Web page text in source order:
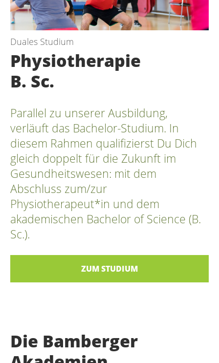
Duales Studium
Physiotherapie
B. Sc.
Parallel zu unserer Ausbildung,
verläuft das Bachelor-Studium. In
diesem Rahmen qualifizierst Du Dich
gleich doppelt für die Zukunft im
Gesundheitswesen: mit dem
Abschluss zum/zur
Physiotherapeut*in und dem
akademischen Bachelor of Science (B.
Sc.).
ZUM STUDIUM
Die Bamberger